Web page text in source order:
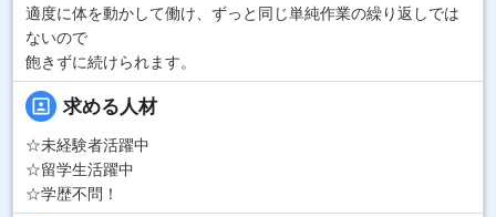
適度に体を動かして働け、ずっと同じ単純作業の繰り返しでは
ないので
飽きずに続けられます。
portrait 求める人材
☆未経験者活躍中
☆留学生活躍中
☆学歴不問！